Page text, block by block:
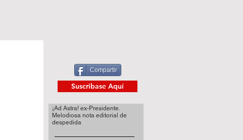
Compartir
Suscribase Aquí
¡Ad Astra! ex-Presidente.
Melodiosa nota editorial de
despedida